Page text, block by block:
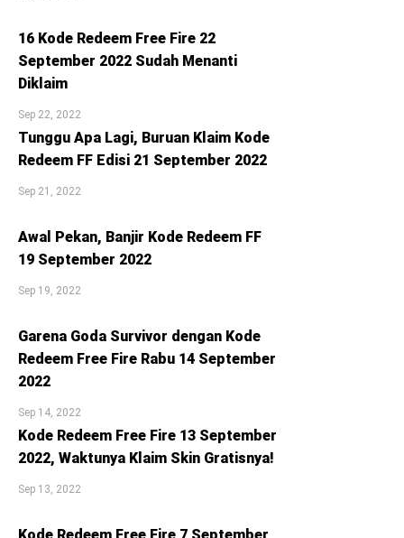
16 Kode Redeem Free Fire 22
September 2022 Sudah Menanti
Diklaim
Sep 22, 2022
Tunggu Apa Lagi, Buruan Klaim Kode
Redeem FF Edisi 21 September 2022
Sep 21, 2022
Awal Pekan, Banjir Kode Redeem FF
19 September 2022
Sep 19, 2022
Garena Goda Survivor dengan Kode
Redeem Free Fire Rabu 14 September
2022
Sep 14, 2022
Kode Redeem Free Fire 13 September
2022, Waktunya Klaim Skin Gratisnya!
Sep 13, 2022